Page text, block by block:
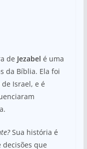
de Jezabel é uma
da Bíblia. Ela foi
Israel, e é
Sua história é
que